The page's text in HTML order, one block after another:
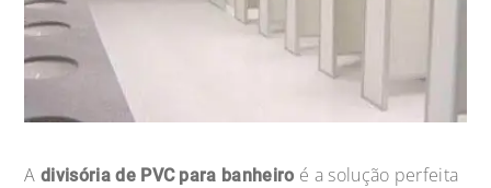
Adivisória de PVC para banheiro é a solução perfeita